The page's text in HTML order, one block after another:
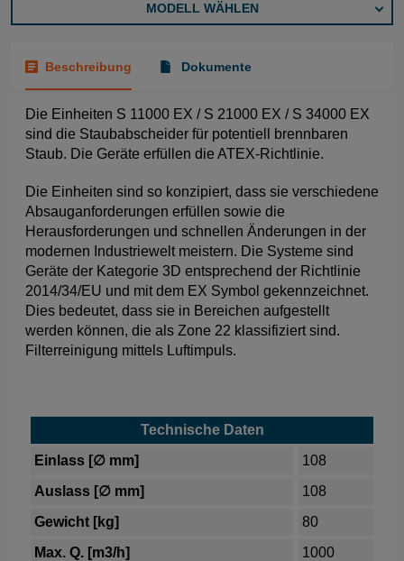
MODELL WÄHLEN
Beschreibung Dokumente
Die Einheiten S 11000 EX / S 21000 EX / S 34000 EX
sind die Staubabscheider für potentiell brennbaren
Staub. Die Geräte erfüllen die ATEX-Richtlinie.
Die Einheiten sind so konzipiert, dass sie verschiedene
Absauganforderungen erfüllen sowie die
Herausforderungen und schnellen Änderungen in der
modernen Industriewelt meistern. Die Systeme sind
Geräte der Kategorie 3D entsprechend der Richtlinie
2014/34/EU und mit dem EX Symbol gekennzeichnet.
Dies bedeutet, dass sie in Bereichen aufgestellt
werden können, die als Zone 22 klassifiziert sind.
Filterreinigung mittels Luftimpuls.
Technische Daten
Einlass [∅ mm]
108
Auslass [∅ mm]
108
Gewicht [kg]
80
Max. Q. [m3/h]
1000